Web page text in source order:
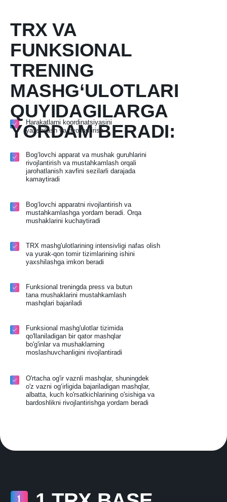
Harakatlarni koordinatsiyasini
yaxshilash va rivojlantirish
Funksional treningda press va butun
tana mushaklarini mustahkamlash
mashqlari bajariladi
TRX mashg'ulotlarining intensivligi nafas olish
va yurak-qon tomir tizimlarining ishini
yaxshilashga imkon beradi
O'rtacha og'ir vaznli mashqlar, shuningdek
o'z vazni og‘irligida bajariladigan mashqlar,
albatta, kuch ko'rsatkichlarining o'sishiga va
bardoshlikni rivojlantirishga yordam beradi
Bog‘lovchi apparatni rivojlantirish va
mustahkamlashga yordam beradi. Orqa
mushaklarini kuchaytiradi
TRX VA
FUNKSIONAL
TRENING
MASHG‘ULOTLARI
QUYIDAGILARGA
YORDAM BERADI:
Funksional mashg'ulotlar tizimida
qo'llaniladigan bir qator mashqlar
bo'g'inlar va mushaklarning
moslashuvchanligini rivojlantiradi
Bog‘lovchi apparat va mushak guruhlarini
rivojlantirish va mustahkamlash orqali
jarohatlanish xavfini sezilarli darajada
kamaytiradi